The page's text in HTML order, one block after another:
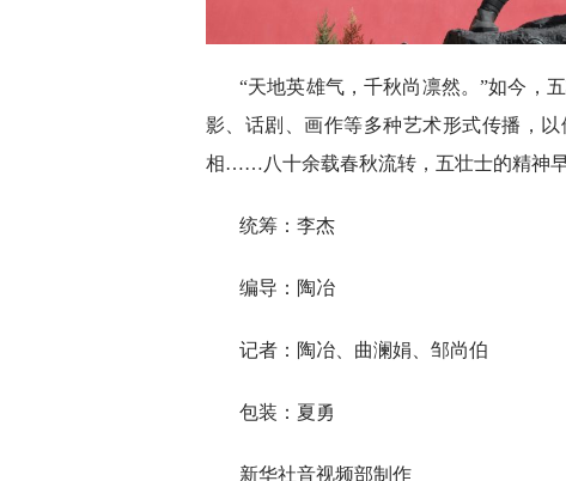
“天地英雄气，千秋尚凛然。”如今，
影、话剧、画作等多种艺术形式传播，
相……八十余载春秋流转，五壮士的精神早
统筹：李杰
编导：陶冶
记者：陶冶、曲澜娟、邹尚伯
包装：夏勇
新华社音视频部制作